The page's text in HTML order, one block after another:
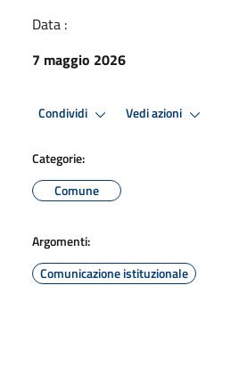
Data :
7 maggio 2026
Condividi Vedi azioni
Categorie:
Comune
Argomenti:
Comunicazione istituzionale